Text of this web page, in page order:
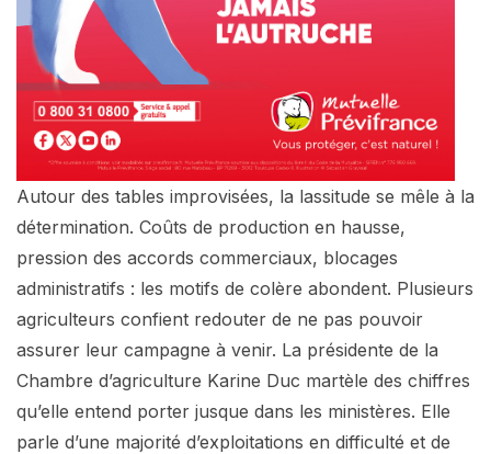
Autour des tables improvisées, la lassitude se mêle à la
détermination. Coûts de production en hausse,
pression des accords commerciaux, blocages
administratifs : les motifs de colère abondent. Plusieurs
agriculteurs confient redouter de ne pas pouvoir
assurer leur campagne à venir. La présidente de la
Chambre d’agriculture Karine Duc martèle des chiffres
qu’elle entend porter jusque dans les ministères. Elle
parle d’une majorité d’exploitations en difficulté et de